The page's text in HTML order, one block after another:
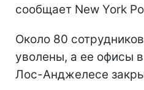
сообщает New York
Около 80
уволены, а ее офисы
Лос-Анджелесе